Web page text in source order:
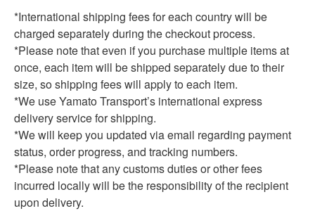
*International shipping fees for each country will be
charged separately during the checkout process.
*Please note that even if you purchase multiple items at
once, each item will be shipped separately due to their
size, so shipping fees will apply to each item.
*We use Yamato Transport’s international express
delivery service for shipping.
*We will keep you updated via email regarding payment
status, order progress, and tracking numbers.
*Please note that any customs duties or other fees
incurred locally will be the responsibility of the recipient
upon delivery.